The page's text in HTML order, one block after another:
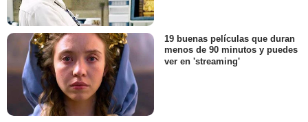
19 buenas películas que duran
menos de 90 minutos y puedes
ver en 'streaming'